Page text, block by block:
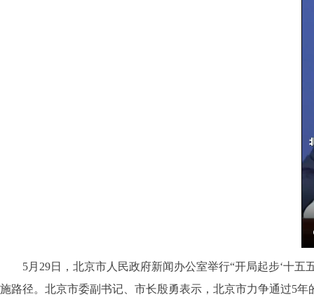
5月29日，北京市人民政府新闻办公室举行“开局起步‘十五
施路径。北京市委副书记、市长殷勇表示，北京市力争通过5